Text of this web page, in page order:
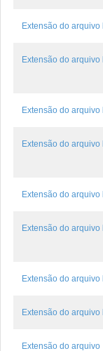
Extensão do arquivo
Extensão do arquivo
Extensão do arquivo
Extensão do arquivo
Extensão do arquivo
Extensão do arquivo
Extensão do arquivo
Extensão do arquivo
Extensão do arquivo